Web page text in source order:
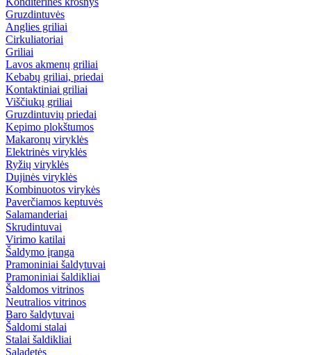
Gruzdintuvės
Anglies griliai
Cirkuliatoriai
Griliai
Lavos akmenų griliai
Kebabų griliai, priedai
Kontaktiniai griliai
Viščiukų griliai
Gruzdintuvių priedai
Kepimo plokštumos
Makaronų viryklės
Elektrinės viryklės
Ryžių viryklės
Dujinės viryklės
Kombinuotos virykės
Paverčiamos keptuvės
Salamanderiai
Skrudintuvai
Virimo katilai
Šaldymo įranga
Pramoniniai šaldytuvai
Pramoniniai šaldikliai
Šaldomos vitrinos
Neutralios vitrinos
Baro šaldytuvai
Šaldomi stalai
Stalai šaldikliai
Saladetės